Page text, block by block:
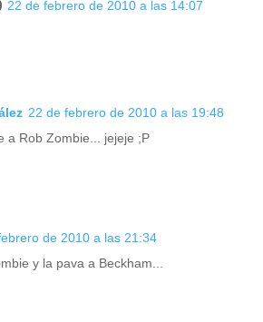
22 de febrero de 2010 a las 14:07
22 de febrero de 2010 a las 19:48
a Rob Zombie... jejeje ;P
de 2010 a las 21:34
y la pava a Beckham...